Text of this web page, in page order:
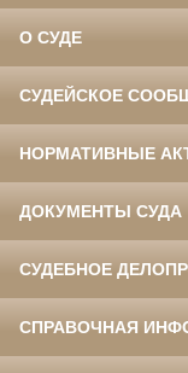
О СУДЕ
СУДЕЙСКОЕ
НОРМАТИВНЫЕ
ДОКУМЕНТЫ СУДА
СУДЕБНОЕ
СПРАВОЧНАЯ